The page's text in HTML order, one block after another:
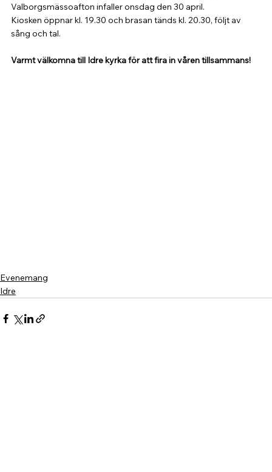
Valborgsmässoafton infaller onsdag den 30 april.
Kiosken öppnar kl. 19.30 och brasan tänds kl. 20.30, följt av
sång och tal.
Varmt välkomna till Idre kyrka för att fira in våren tillsammans!
Evenemang
Idre